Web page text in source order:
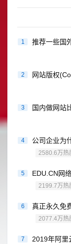
1 推荐一些国
2 网站版权
3 国内做网站
4 公司企业为
2580.6万热
5 EDU.CN网
2199.7万热
6 真正永久免
2077.4万热
7 2019年阿里